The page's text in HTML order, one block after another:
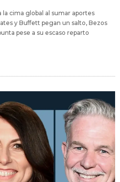
cima global al sumar aportes
y Buffett pegan un salto, Bezos
pese a su escaso reparto